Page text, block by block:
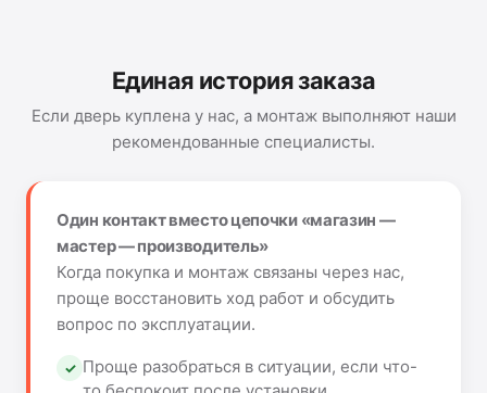
Единая история заказа
Если дверь куплена у нас, а монтаж выполняют наши
рекомендованные специалисты.
Один контакт вместо цепочки «магазин —
мастер — производитель»
Когда покупка и монтаж связаны через нас,
проще восстановить ход работ и обсудить
вопрос по эксплуатации.
Проще разобраться в ситуации, если что-